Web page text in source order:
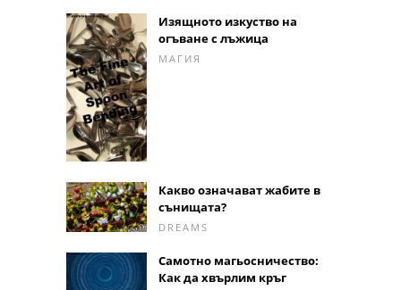
Изящното изкуство на
огъване с лъжица
МАГИЯ
Какво означават жабите в
сънищата?
DREAMS
Самотно магьосничество:
Как да хвърлим кръг